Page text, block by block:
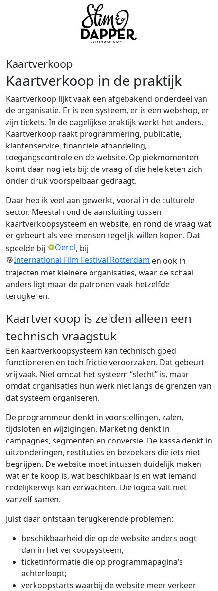
Kaartverkoop
Kaartverkoop in de praktijk
Kaartverkoop lijkt vaak een afgebakend onderdeel van
de organisatie. Er is een systeem, er is een webshop, er
zijn tickets. In de dagelijkse praktijk werkt het anders.
Kaartverkoop raakt programmering, publicatie,
klantenservice, financiële afhandeling,
toegangscontrole en de website. Op piekmomenten
komt daar nog iets bij: de vraag of die hele keten zich
onder druk voorspelbaar gedraagt.
Daar heb ik veel aan gewerkt, vooral in de culturele
sector. Meestal rond de aansluiting tussen
kaartverkoopsysteem en website, en rond de vraag wat
er gebeurt als veel mensen tegelijk willen kopen. Dat
speelde bij
Oerol, bij
International Film Festival Rotterdam en ook in
trajecten met kleinere organisaties, waar de schaal
anders ligt maar de patronen vaak hetzelfde
terugkeren.
Kaartverkoop is zelden alleen een
technisch vraagstuk
Een kaartverkoopsysteem kan technisch goed
functioneren en toch frictie veroorzaken. Dat gebeurt
vrij vaak. Niet omdat het systeem “slecht” is, maar
omdat organisaties hun werk niet langs de grenzen van
dat systeem organiseren.
De programmeur denkt in voorstellingen, zalen,
tijdsloten en wijzigingen. Marketing denkt in
campagnes, segmenten en conversie. De kassa denkt in
uitzonderingen, restituties en bezoekers die iets niet
begrijpen. De website moet intussen duidelijk maken
wat er te koop is, wat beschikbaar is en wat iemand
redelijkerwijs kan verwachten. Die logica valt niet
vanzelf samen.
Juist daar ontstaan terugkerende problemen:
beschikbaarheid die op de website anders oogt
dan in het verkoopsysteem;
ticketinformatie die op programmapagina’s
achterloopt;
verkoopstarts waarbij de website meer verkeer